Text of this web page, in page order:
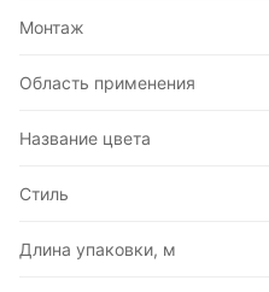
Монтаж
Область применения
Название цвета
Стиль
Длина упаковки, м